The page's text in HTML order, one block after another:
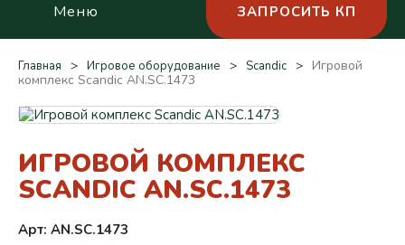
Меню ЗАПРОСИТЬ КП
Главная Игровое оборудование Scandic
Игровой
комплекс Scandic AN.SC.1473
ИГРОВОЙ КОМПЛЕКС
SCANDIC AN.SC.1473
Арт: AN.SC.1473